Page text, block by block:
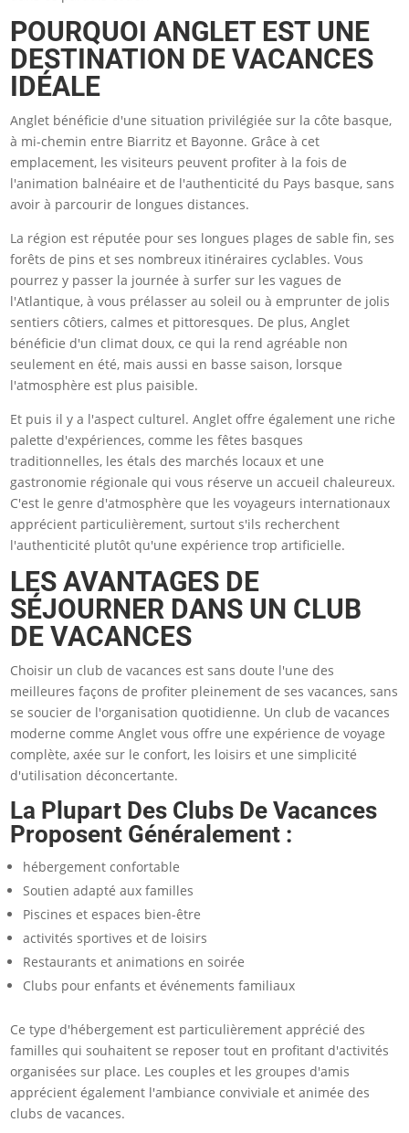
POURQUOI ANGLET EST UNE
DESTINATION DE VACANCES
IDÉALE
Anglet bénéficie d'une situation privilégiée sur la côte basque,
à mi-chemin entre Biarritz et Bayonne. Grâce à cet
emplacement, les visiteurs peuvent profiter à la fois de
l'animation balnéaire et de l'authenticité du Pays basque, sans
avoir à parcourir de longues distances.
La région est réputée pour ses longues plages de sable fin, ses
forêts de pins et ses nombreux itinéraires cyclables. Vous
pourrez y passer la journée à surfer sur les vagues de
l'Atlantique, à vous prélasser au soleil ou à emprunter de jolis
sentiers côtiers, calmes et pittoresques. De plus, Anglet
bénéficie d'un climat doux, ce qui la rend agréable non
seulement en été, mais aussi en basse saison, lorsque
l'atmosphère est plus paisible.
Et puis il y a l'aspect culturel. Anglet offre également une riche
palette d'expériences, comme les fêtes basques
traditionnelles, les étals des marchés locaux et une
gastronomie régionale qui vous réserve un accueil chaleureux.
C'est le genre d'atmosphère que les voyageurs internationaux
apprécient particulièrement, surtout s'ils recherchent
l'authenticité plutôt qu'une expérience trop artificielle.
LES AVANTAGES DE
SÉJOURNER DANS UN CLUB
DE VACANCES
Choisir un club de vacances est sans doute l'une des
meilleures façons de profiter pleinement de ses vacances, sans
se soucier de l'organisation quotidienne. Un club de vacances
moderne comme Anglet vous offre une expérience de voyage
complète, axée sur le confort, les loisirs et une simplicité
d'utilisation déconcertante.
La Plupart Des Clubs De Vacances
Proposent Généralement :
hébergement confortable
Soutien adapté aux familles
Piscines et espaces bien-être
activités sportives et de loisirs
Restaurants et animations en soirée
Clubs pour enfants et événements familiaux
Ce type d'hébergement est particulièrement apprécié des
familles qui souhaitent se reposer tout en profitant d'activités
organisées sur place. Les couples et les groupes d'amis
apprécient également l'ambiance conviviale et animée des
clubs de vacances.